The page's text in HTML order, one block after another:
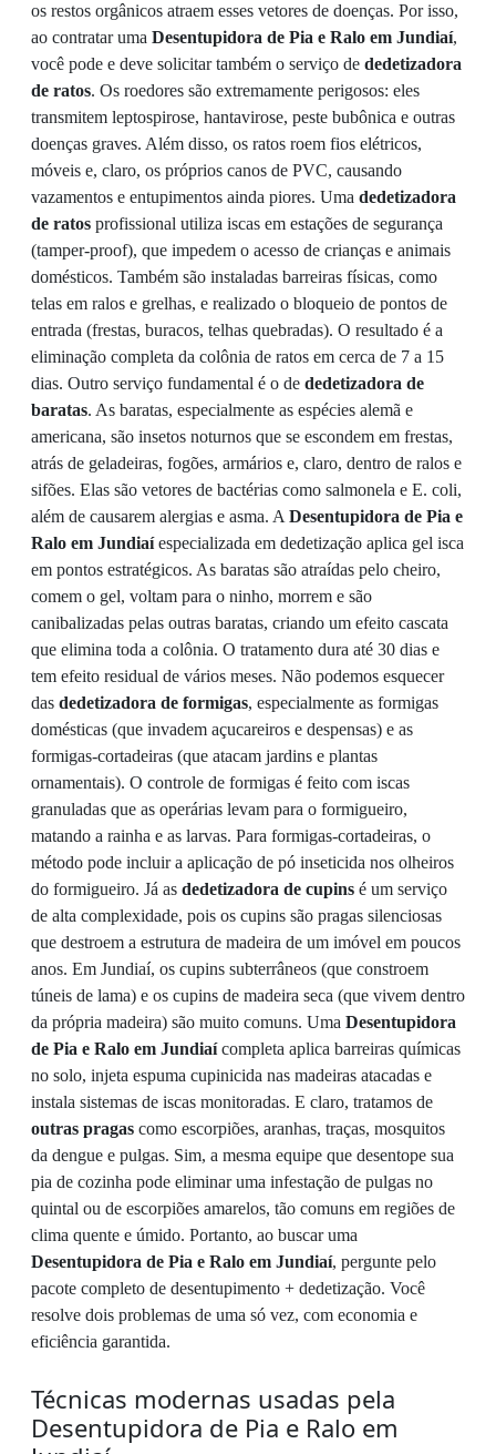
os restos orgânicos atraem esses vetores de doenças. Por isso,
ao contratar uma Desentupidora de Pia e Ralo em Jundiaí,
você pode e deve solicitar também o serviço de dedetizadora
de ratos. Os roedores são extremamente perigosos: eles
transmitem leptospirose, hantavirose, peste bubônica e outras
doenças graves. Além disso, os ratos roem fios elétricos,
móveis e, claro, os próprios canos de PVC, causando
vazamentos e entupimentos ainda piores. Uma dedetizadora
de ratos profissional utiliza iscas em estações de segurança
(tamper-proof), que impedem o acesso de crianças e animais
domésticos. Também são instaladas barreiras físicas, como
telas em ralos e grelhas, e realizado o bloqueio de pontos de
entrada (frestas, buracos, telhas quebradas). O resultado é a
eliminação completa da colônia de ratos em cerca de 7 a 15
dias. Outro serviço fundamental é o de dedetizadora de
baratas. As baratas, especialmente as espécies alemã e
americana, são insetos noturnos que se escondem em frestas,
atrás de geladeiras, fogões, armários e, claro, dentro de ralos e
sifões. Elas são vetores de bactérias como salmonela e E. coli,
além de causarem alergias e asma. A Desentupidora de Pia e
Ralo em Jundiaíespecializada em dedetização aplica gel isca
em pontos estratégicos. As baratas são atraídas pelo cheiro,
comem o gel, voltam para o ninho, morrem e são
canibalizadas pelas outras baratas, criando um efeito cascata
que elimina toda a colônia. O tratamento dura até 30 dias e
tem efeito residual de vários meses. Não podemos esquecer
das dedetizadora de formigas, especialmente as formigas
domésticas (que invadem açucareiros e despensas) e as
formigas-cortadeiras (que atacam jardins e plantas
ornamentais). O controle de formigas é feito com iscas
granuladas que as operárias levam para o formigueiro,
matando a rainha e as larvas. Para formigas-cortadeiras, o
método pode incluir a aplicação de pó inseticida nos olheiros
do formigueiro. Já as dedetizadora de cupins é um serviço
de alta complexidade, pois os cupins são pragas silenciosas
que destroem a estrutura de madeira de um imóvel em poucos
anos. Em Jundiaí, os cupins subterrâneos (que constroem
túneis de lama) e os cupins de madeira seca (que vivem dentro
da própria madeira) são muito comuns. Uma Desentupidora
de Pia e Ralo em Jundiaícompleta aplica barreiras químicas
no solo, injeta espuma cupinicida nas madeiras atacadas e
instala sistemas de iscas monitoradas. E claro, tratamos de
outras pragas como escorpiões, aranhas, traças, mosquitos
da dengue e pulgas. Sim, a mesma equipe que desentope sua
pia de cozinha pode eliminar uma infestação de pulgas no
quintal ou de escorpiões amarelos, tão comuns em regiões de
clima quente e úmido. Portanto, ao buscar uma
Desentupidora de Pia e Ralo em Jundiaí, pergunte pelo
pacote completo de desentupimento + dedetização. Você
resolve dois problemas de uma só vez, com economia e
eficiência garantida.
Técnicas modernas usadas pela
Desentupidora de Pia e Ralo em